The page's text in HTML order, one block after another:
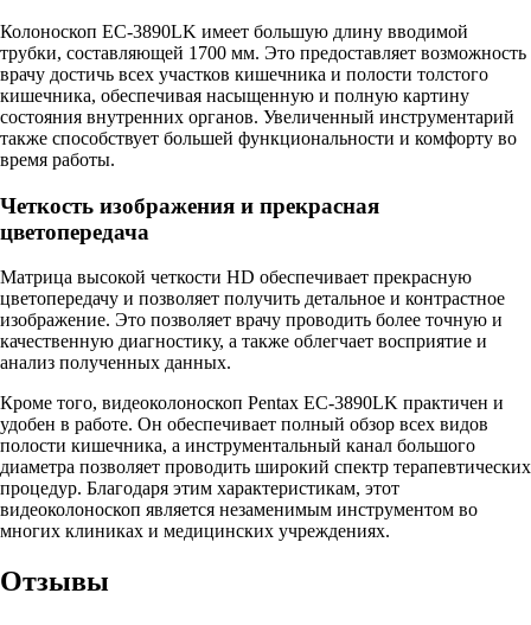
Колоноскоп EC-3890LK имеет большую длину вводимой
трубки, составляющей 1700 мм. Это предоставляет возможность
врачу достичь всех участков кишечника и полости толстого
кишечника, обеспечивая насыщенную и полную картину
состояния внутренних органов. Увеличенный инструментарий
также способствует большей функциональности и комфорту во
время работы.
Четкость изображения и прекрасная
цветопередача
Матрица высокой четкости HD обеспечивает прекрасную
цветопередачу и позволяет получить детальное и контрастное
изображение. Это позволяет врачу проводить более точную и
качественную диагностику, а также облегчает восприятие и
анализ полученных данных.
Кроме того, видеоколоноскоп Pentax EC-3890LK практичен и
удобен в работе. Он обеспечивает полный обзор всех видов
полости кишечника, а инструментальный канал большого
диаметра позволяет проводить широкий спектр терапевтических
процедур. Благодаря этим характеристикам, этот
видеоколоноскоп является незаменимым инструментом во
многих клиниках и медицинских учреждениях.
Отзывы